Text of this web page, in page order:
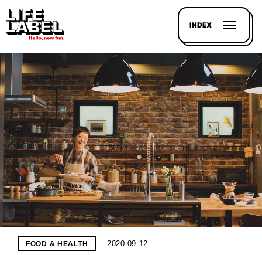
INDEX
記事を
探す
LL
HOUSE
LINE-
FOOD & HEALTH 2020.09.12